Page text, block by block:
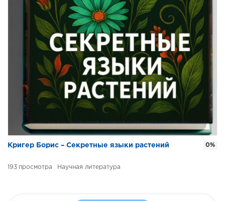
Кригер Борис – Секретные языки растений
193 Научная литература
0%